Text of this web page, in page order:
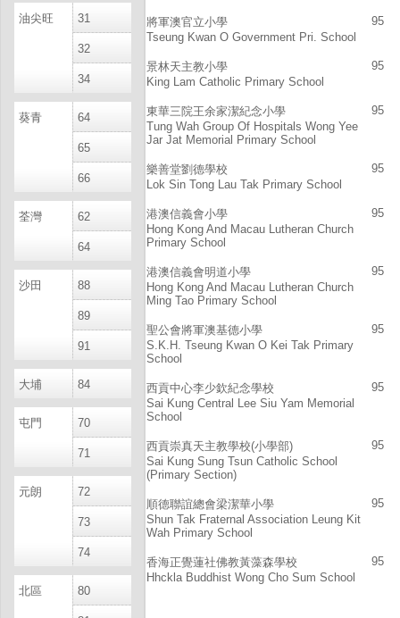
油尖旺 31
32
34
葵青 64
65
66
荃灣 62
64
沙田 88
89
91
大埔 84
屯門 70
71
元朗 72
73
74
北區 80
將軍澳官立小學
Tseung Kwan O Government Pri. School
95
景林天主教小學
King Lam Catholic Primary School
95
東華三院王余家潔紀念小學
Tung Wah Group Of Hospitals Wong Yee
Jar Jat Memorial Primary School
95
樂善堂劉德學校
Lok Sin Tong Lau Tak Primary School
95
港澳信義會小學
Hong Kong And Macau Lutheran Church
Primary School
95
港澳信義會明道小學
Hong Kong And Macau Lutheran Church
Ming Tao Primary School
95
聖公會將軍澳基德小學
S.K.H. Tseung Kwan O Kei Tak Primary
School
95
西貢中心李少欽紀念學校
Sai Kung Central Lee Siu Yam Memorial
School
95
西貢崇真天主教學校(小學部)
Sai Kung Sung Tsun Catholic School
(Primary Section)
95
順德聯誼總會梁潔華小學
Shun Tak Fraternal Association Leung Kit
Wah Primary School
95
香海正覺蓮社佛教黃藻森學校
Hhckla Buddhist Wong Cho Sum School
95